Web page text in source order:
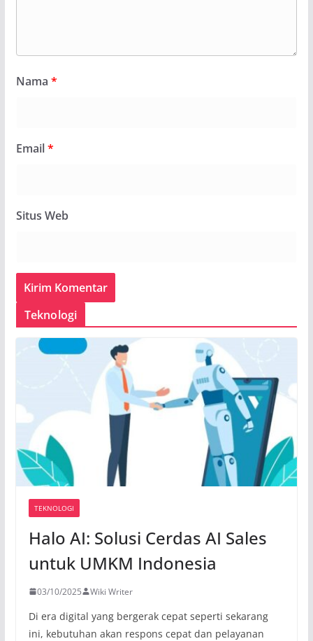
Nama *
Email*
Situs Web
Teknologi
TEKNOLOGI
Halo AI: Solusi Cerdas AI Sales
untuk UMKM Indonesia
03/10/2025 Wiki Writer
Di era digital yang bergerak cepat seperti sekarang
ini, kebutuhan akan respons cepat dan pelayanan